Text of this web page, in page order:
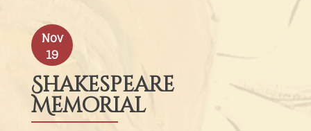
Nov
19
Shakespeare
Memorial